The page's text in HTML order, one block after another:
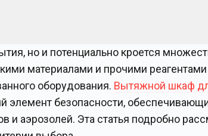
но и потенциально кроется
материалами и прочими реагентами
оборудования. Вытяжной шкаф
элемент безопасности,
аэрозолей. Эта статья подробно